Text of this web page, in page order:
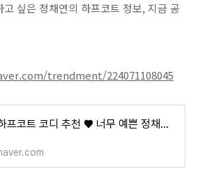
싶은 정채연의 하프코트 정보, 지금 공
trendment/224071108045
여자 하프코트 코디 추천 ♥️ 너무 예쁜 정채연 온앤온 하프코트 가격은?